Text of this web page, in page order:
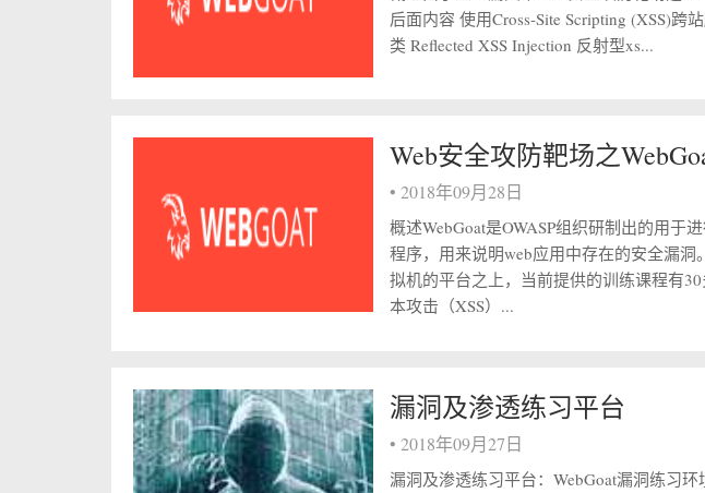
后面内容 使用Cross-Site Scripting (XSS)跨
类 Reflected XSS Injection 反射型xs...
Web安全攻防靶场之
• 2018年09月28日
概述WebGoat是OWASP组织研制出的用于
程序，用来说明web应用中存在的安全漏洞
拟机的平台之上，当前提供的训练课程有
本攻击（XSS）...
漏洞及渗透练习平台
• 2018年09月27日
漏洞及渗透练习平台：WebGoat漏洞练习环